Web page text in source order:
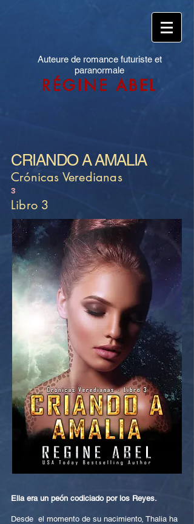
Auteure de romance futuriste et
paranormale
RÉGINE ABEL
CRIANDO A AMALIA
Crónicas Veredianas
3
Libro 3
Ella era un peón codiciado por los Reyes.
Desde el momento de su nacimiento, Thalia ha